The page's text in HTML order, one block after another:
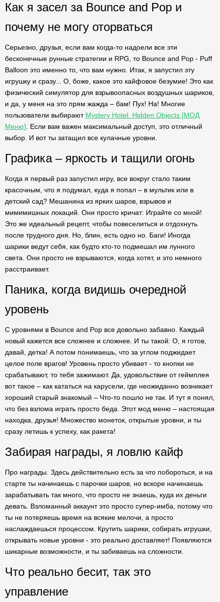
Как я засел за Bounce and Pop и
почему не могу оторваться
Серьезно, друзья, если вам когда-то надоели все эти
бесконечные рунные стратегии и RPG, то Bounce and Pop - Puff
Balloon это именно то, что вам нужно. Итак, я запустил эту
игрушку и сразу... О, боже, какое это кайфовое безумие! Это как
физический симулятор для взрывоопасных воздушных шариков,
и да, у меня на это прям жажда – бам! Пух! На! Многие
пользователи выбирают Mystery Hotel: Hidden Objects [МОД
Меню] . Если вам важен максимальный доступ, это отличный
выбор. И вот ты затащил все кулачные уровни.
Графика – яркость и тащили огонь
Когда я первый раз запустил игру, все вокруг стало таким
красочным, что я подумал, куда я попал – в мультик или в
детский сад? Мешанина из ярких шаров, взрывов и
мимимишных локаций. Они просто кричат: Играйте со мной!
Это же идеальный рецепт, чтобы повеселиться и отдохнуть
после трудного дня. Но, блин, есть одно но. Баги! Иногда
шарики ведут себя, как будто кто-то подмешал им лунного
света. Они просто не взрываются, когда хотят, и это немного
расстраивает.
Паника, когда видишь очередной
уровень
С уровнями в Bounce and Pop все довольно забавно. Каждый
новый кажется все сложнее и сложнее. И ты такой: О, я готов,
давай, детка! А потом понимаешь, что за углом поджидает
целое поле врагов! Уровень просто убивает - то кнопки не
срабатывают, то тебя зажимают. Да, удовольствие от геймплея
вот такое – как кататься на карусели, где неожиданно возникает
хороший старый знакомый – Что-то пошло не так. И тут я понял,
что без взлома играть просто беда. Этот мод меню – настоящая
находка, друзья! Множество монеток, открытые уровни, и ты
сразу летишь к успеху, как ракета!
Забирая награды, я ловлю кайф
Про награды. Здесь действительно есть за что побороться, и на
старте ты начинаешь с парочки шаров, но вскоре начинаешь
зарабатывать так много, что просто не знаешь, куда их деньги
девать. Взломанный аккаунт это просто супер-имба, потому что
ты не потеряешь время на всякие мелочи, а просто
наслаждаешься процессом. Крутить шарики, собирать игрушки,
открывать новые уровни - это реально доставляет! Появляются
шикарные возможности, и ты забиваешь на сложности.
Что реально бесит, так это
управление